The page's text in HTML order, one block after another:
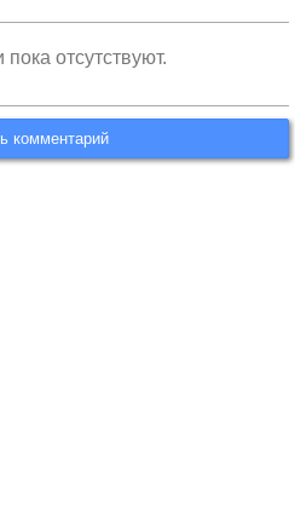
отсутствуют.
комментарий